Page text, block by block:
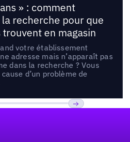
» : comment
recherche pour que
en magasin
votre établissement
adresse mais n’apparaît pas
dans la recherche ? Vous
d’un problème de